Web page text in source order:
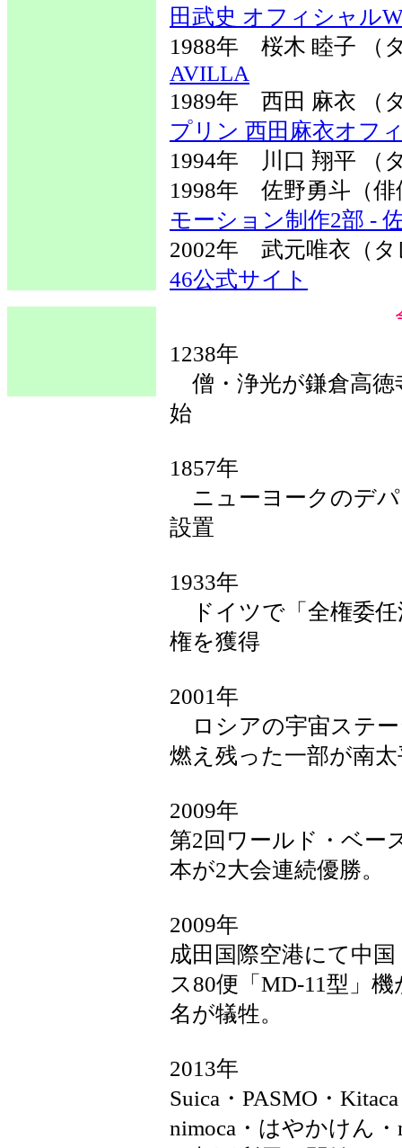
田武史 オフィシャル
1988年 桜木 睦子
AVILLA
1989年 西田 麻衣
プリン 西田麻衣オフ
1994年 川口 翔平 （
1998年 佐野勇斗
モーション制作2部 -
2002年 武元唯衣
46公式サイト
1238年
僧・浄光が鎌倉高徳
始
1857年
ニューヨークのデ
設置
1933年
ドイツで「全権委任
権を獲得
2001年
ロシアの宇宙ステー
燃え残った一部が南
2009年
第2回ワールド・ベー
本が2大会連続優勝。
2009年
成田国際空港にて中
ス80便「MD-11型」
名が犠牲。
2013年
Suica・PASMO・
nimoca・はやかけん・